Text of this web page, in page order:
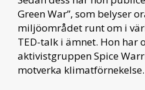
Green War”, som belyser
miljöområdet runt om i
TED-talk i ämnet. Hon har
aktivistgruppen Spice
motverka klimatförnekelse.